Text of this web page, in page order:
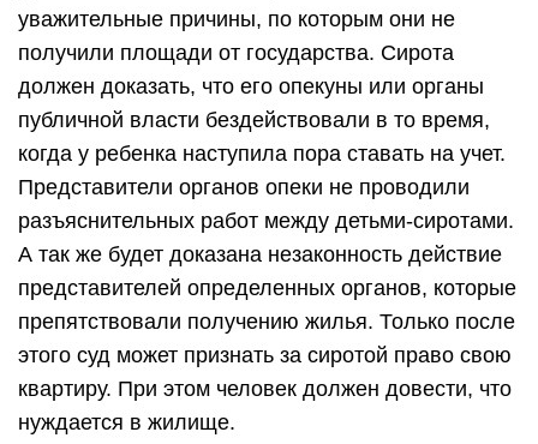
уважительные причины, по которым они не
получили площади от государства. Сирота
должен доказать, что его опекуны или органы
публичной власти бездействовали в то время,
когда у ребенка наступила пора ставать на учет.
Представители органов опеки не проводили
разъяснительных работ между детьми-сиротами.
А так же будет доказана незаконность действие
представителей определенных органов, которые
препятствовали получению жилья. Только после
этого суд может признать за сиротой право свою
квартиру. При этом человек должен довести, что
нуждается в жилище.